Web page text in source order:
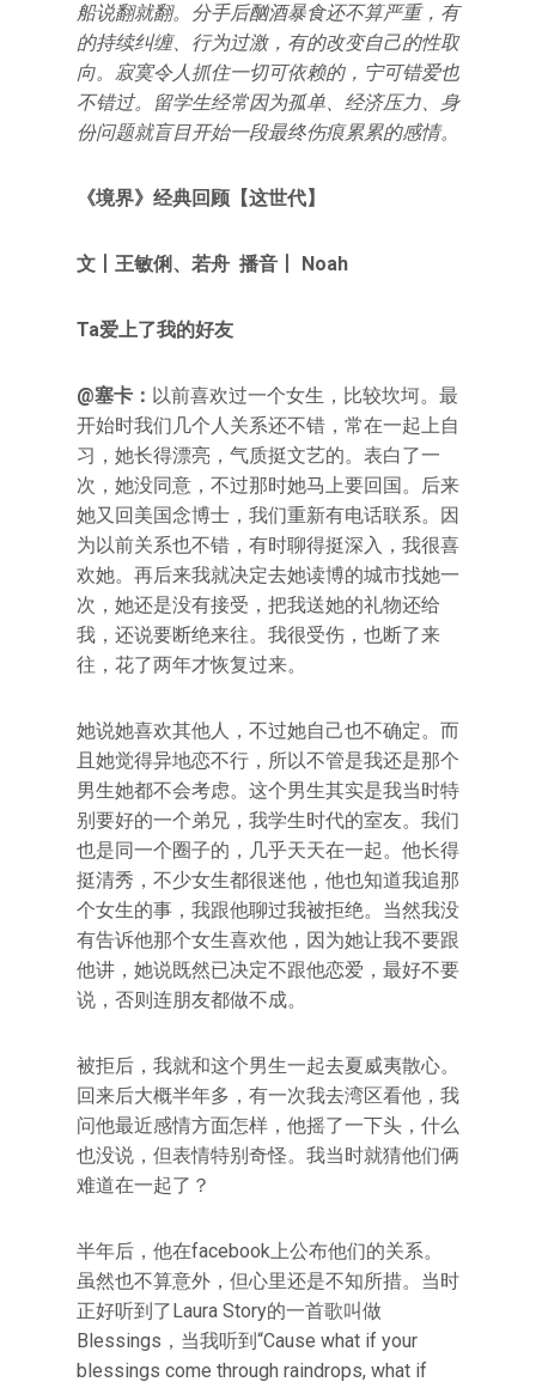
船说翻就翻。分手后酗酒暴食还不算严重，有
的持续纠缠、行为过激，有的改变自己的性取
向。寂寞令人抓住一切可依赖的，宁可错爱也
不错过。留学生经常因为孤单、经济压力、身
份问题就盲目开始一段最终伤痕累累的感情。
《境界》经典回顾【这世代】
文丨王敏俐、若舟 播音丨 Noah
Ta爱上了我的好友
@塞卡： 以前喜欢过一个女生，比较坎坷。最
开始时我们几个人关系还不错，常在一起上自
习，她长得漂亮，气质挺文艺的。表白了一
次，她没同意，不过那时她马上要回国。后来
她又回美国念博士，我们重新有电话联系。因
为以前关系也不错，有时聊得挺深入，我很喜
欢她。再后来我就决定去她读博的城市找她一
次，她还是没有接受，把我送她的礼物还给
我，还说要断绝来往。我很受伤，也断了来
往，花了两年才恢复过来。
她说她喜欢其他人，不过她自己也不确定。而
且她觉得异地恋不行，所以不管是我还是那个
男生她都不会考虑。这个男生其实是我当时特
别要好的一个弟兄，我学生时代的室友。我们
也是同一个圈子的，几乎天天在一起。他长得
挺清秀，不少女生都很迷他，他也知道我追那
个女生的事，我跟他聊过我被拒绝。当然我没
有告诉他那个女生喜欢他，因为她让我不要跟
他讲，她说既然已决定不跟他恋爱，最好不要
说，否则连朋友都做不成。
被拒后，我就和这个男生一起去夏威夷散心。
回来后大概半年多，有一次我去湾区看他，我
问他最近感情方面怎样，他摇了一下头，什么
也没说，但表情特别奇怪。我当时就猜他们俩
难道在一起了？
半年后，他在facebook上公布他们的关系。
虽然也不算意外，但心里还是不知所措。当时
正好听到了Laura Story的一首歌叫做
Blessings，当我听到“Cause what if your
blessings come through raindrops, what if